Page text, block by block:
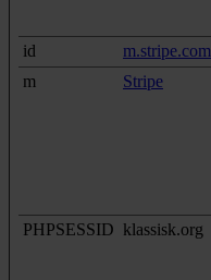
id
m.stripe.com
m
Stripe
PHPSESSID klassisk.org